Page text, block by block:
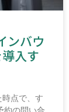
ンバウ
入す
点で、す